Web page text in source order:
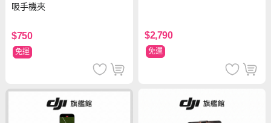
吸手機夾
$750
免運
$2,790
免運